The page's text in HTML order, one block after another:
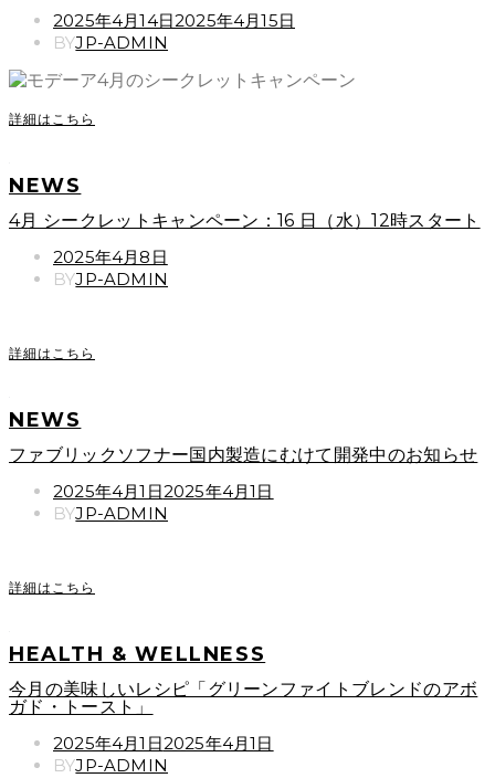
POSTED
ON
2025年4月14日2025年4月15日
BYJP-ADMIN
詳細はこちら
NEWS
4月 シークレットキャンペーン：16 日（水）12時スタート
POSTED
ON
2025年4月8日
BYJP-ADMIN
詳細はこちら
NEWS
ファブリックソフナー国内製造にむけて開発中のお知らせ
POSTED
ON
2025年4月1日2025年4月1日
BYJP-ADMIN
詳細はこちら
HEALTH & WELLNESS
今月の美味しいレシピ「グリーンファイトブレンドのアボ
ガド・トースト」
POSTED
ON
2025年4月1日2025年4月1日
BYJP-ADMIN